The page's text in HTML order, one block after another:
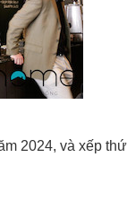
2024, và xếp